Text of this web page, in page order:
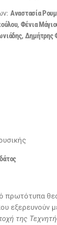
Αναστασία
Φένια
Δημήτρης
πρωτότυπα
εξερευνούν
της